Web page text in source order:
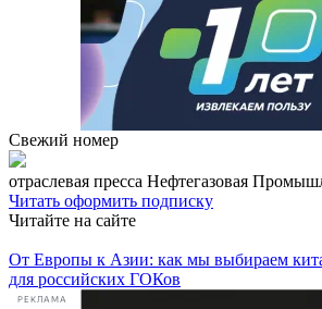
Свежий номер
отраcлевая пресса Нефтегазовая
Читать оформить подписку
Читайте на сайте
От Европы к Азии: как мы выбираем
для российских ГОКов
РЕКЛАМА